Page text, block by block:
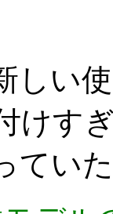
い
けす
てい